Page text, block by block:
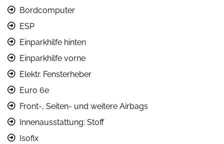
Bordcomputer
ESP
Einparkhilfe hinten
Einparkhilfe vorne
Elektr. Fensterheber
Euro 6e
Front-, Seiten- und weitere Airbags
Innenausstattung: Stoff
Isofix